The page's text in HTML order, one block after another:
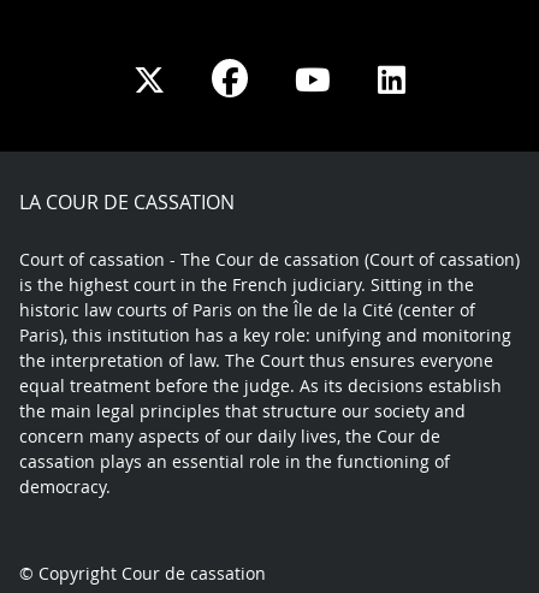
Share
X
Share
Facebook
Share
YoutubeLinkedIn
LA COUR DE CASSATION
Court of cassation - The Cour de cassation (Court of cassation)
is the highest court in the French judiciary. Sitting in the
historic law courts of Paris on the Île de la Cité (center of
Paris), this institution has a key role: unifying and monitoring
the interpretation of law. The Court thus ensures everyone
equal treatment before the judge. As its decisions establish
the main legal principles that structure our society and
concern many aspects of our daily lives, the Cour de
cassation plays an essential role in the functioning of
democracy.
© Copyright Cour de cassation